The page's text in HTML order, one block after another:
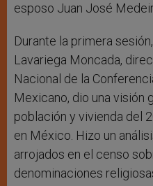
esposo Juan José
Durante la primera
Lavariega Moncada,
Nacional de la
Mexicano, dio una visión
población y vivienda del
en México. Hizo un
arrojados en el censo
denominaciones